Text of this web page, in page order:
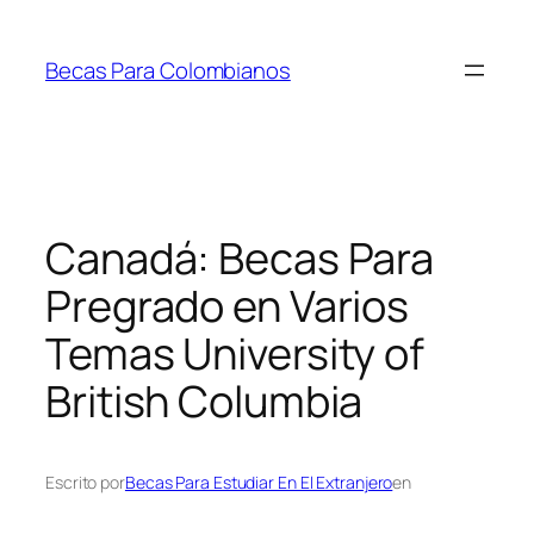
contenido
Becas Para Colombianos
Canadá: Becas Para
Pregrado en Varios
Temas University of
British Columbia
Escrito porBecas Para Estudiar En El Extranjeroen